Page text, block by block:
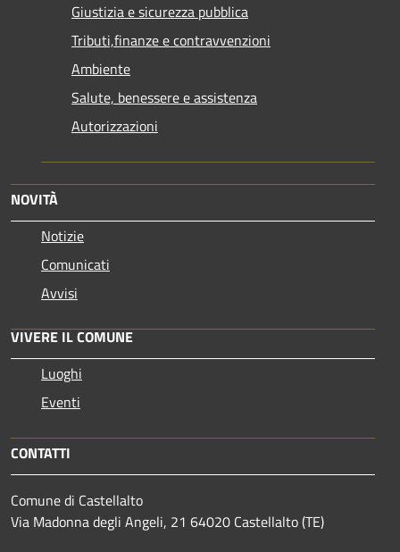
Giustizia e sicurezza pubblica
Tributi,finanze e contravvenzioni
Ambiente
Salute, benessere e assistenza
Autorizzazioni
NOVITÀ
Notizie
Comunicati
Avvisi
VIVERE IL COMUNE
Luoghi
Eventi
CONTATTI
Comune di Castellalto
Via Madonna degli Angeli, 21 64020 Castellalto (TE)